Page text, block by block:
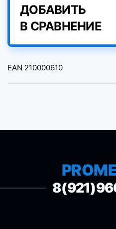
ДОБАВИТЬ
В СРАВНЕНИЕ
EAN 210000610